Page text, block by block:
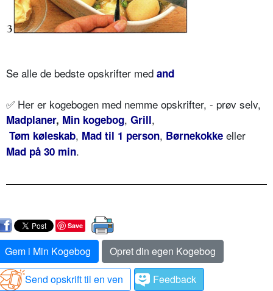
Se alle de bedste opskrifter med and
✅ Her er kogebogen med nemme opskrifter, - prøv selv,
Madplaner, Min kogebog, Grill,
Tøm køleskab, Mad til 1 person, Børnekokke eller
Mad på 30 min.
Save
Gem i Min Kogebog
Opret din egen Kogebog
Send opskrift til en ven
Feedback